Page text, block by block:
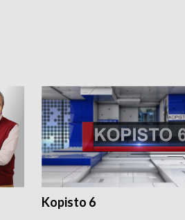
Kopisto 6